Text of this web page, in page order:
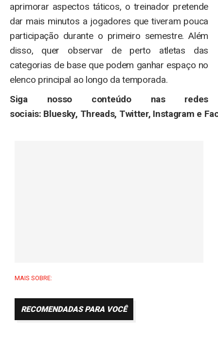
aprimorar aspectos táticos, o treinador pretende
dar mais minutos a jogadores que tiveram pouca
participação durante o primeiro semestre. Além
disso, quer observar de perto atletas das
categorias de base que podem ganhar espaço no
elenco principal ao longo da temporada.
Siga nosso conteúdo nas redes
sociais: Bluesky, Threads, Twitter, Instagram e
MAIS SOBRE:
RECOMENDADAS PARA VOCÊ